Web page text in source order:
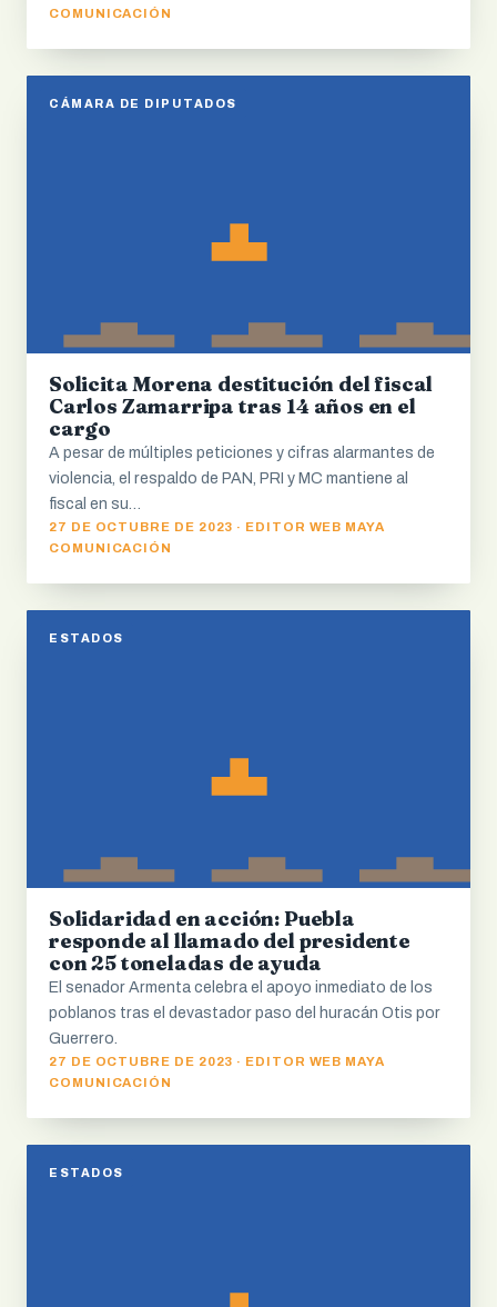
COMUNICACIÓN
CÁMARA DE DIPUTADOS
Solicita Morena destitución del fiscal
Carlos Zamarripa tras 14 años en el
cargo
A pesar de múltiples peticiones y cifras alarmantes de
violencia, el respaldo de PAN, PRI y MC mantiene al
fiscal en su…
27 DE OCTUBRE DE 2023 · EDITOR WEB MAYA
COMUNICACIÓN
ESTADOS
Solidaridad en acción: Puebla
responde al llamado del presidente
con 25 toneladas de ayuda
El senador Armenta celebra el apoyo inmediato de los
poblanos tras el devastador paso del huracán Otis por
Guerrero.
27 DE OCTUBRE DE 2023 · EDITOR WEB MAYA
COMUNICACIÓN
ESTADOS